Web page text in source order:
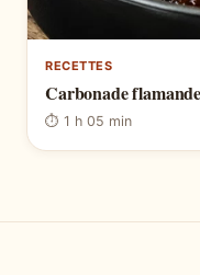
RECETTES
Carbonade
⏱ 1 h 05 min